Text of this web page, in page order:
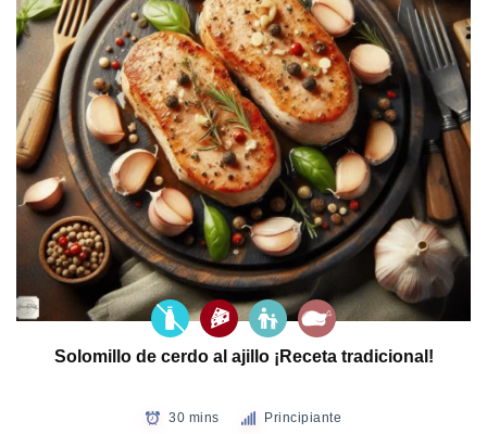
Solomillo de cerdo al ajillo ¡Receta tradicional!
30 mins Principiante